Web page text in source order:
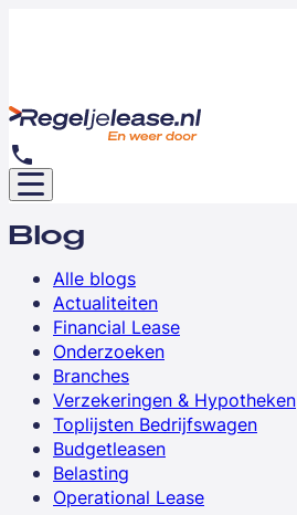
Blog
Alle blogs
Actualiteiten
Financial Lease
Onderzoeken
Branches
Verzekeringen & Hypotheken
Toplijsten Bedrijfswagen
Budgetleasen
Belasting
Operational Lease